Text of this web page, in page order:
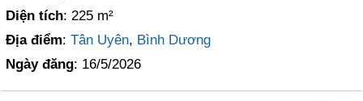
Diện tích: 225 m²
Địa điểm:Tân Uyên, Bình Dương
Ngày đăng: 16/5/2026